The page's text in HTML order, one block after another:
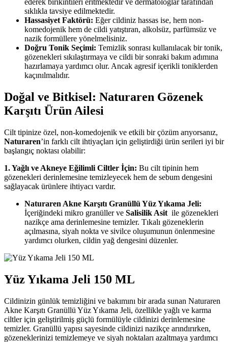
ederek birikintileri eritmektedir ve dermatologlar tarafından
sıklıkla tavsiye edilmektedir.
Hassasiyet Faktörü: Eğer cildiniz hassas ise, hem non-
komedojenik hem de cildi yatıştıran, alkolsüz, parfümsüz ve
nazik formüllere yönelmelisiniz.
Doğru Tonik Seçimi: Temizlik sonrası kullanılacak bir tonik,
gözenekleri sıkılaştırmaya ve cildi bir sonraki bakım adımına
hazırlamaya yardımcı olur. Ancak agresif içerikli toniklerden
kaçınılmalıdır.
Doğal ve Bitkisel: Naturaren Gözenek
Karşıtı Ürün Ailesi
Cilt tipinize özel, non-komedojenik ve etkili bir çözüm arıyorsanız,
Naturaren’in farklı cilt ihtiyaçları için geliştirdiği ürün serileri iyi bir
başlangıç noktası olabilir:
1. Yağlı ve Akneye Eğilimli Ciltler İçin: Bu cilt tipinin hem
gözenekleri derinlemesine temizleyecek hem de sebum dengesini
sağlayacak ürünlere ihtiyacı vardır.
Naturaren Akne Karşıtı Granüllü Yüz Yıkama Jeli:
İçeriğindeki mikro granüller ve Salisilik Asit ile gözenekleri
nazikçe ama derinlemesine temizler. Tıkalı gözeneklerin
açılmasına, siyah nokta ve sivilce oluşumunun önlenmesine
yardımcı olurken, cildin yağ dengesini düzenler.
Yüz Yıkama Jeli 150 ML
Cildinizin günlük temizliğini ve bakımını bir arada sunan Naturaren
Akne Karşıtı Granüllü Yüz Yıkama Jeli, özellikle yağlı ve karma
ciltler için geliştirilmiş güçlü formülüyle cildinizi derinlemesine
temizler. Granüllü yapısı sayesinde cildinizi nazikçe arındırırken,
gözeneklerinizi temizlemeye ve siyah noktaları azaltmaya yardımcı